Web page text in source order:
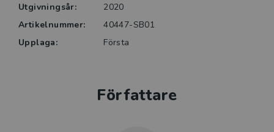
Utgivningsår:
2020
Artikelnummer:
40447-SB01
Upplaga:
Första
Författare